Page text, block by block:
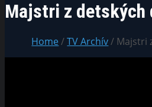
Majstri z detských
Home/TV Archív/ Majstri